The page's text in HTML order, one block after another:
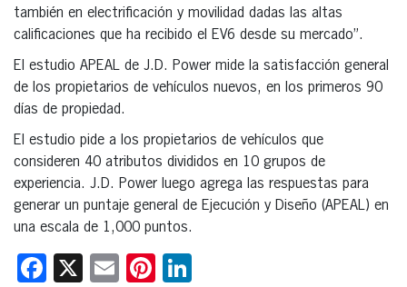
también en electrificación y movilidad dadas las altas
calificaciones que ha recibido el EV6 desde su mercado”.
El estudio APEAL de J.D. Power mide la satisfacción general
de los propietarios de vehículos nuevos, en los primeros 90
días de propiedad.
El estudio pide a los propietarios de vehículos que
consideren 40 atributos divididos en 10 grupos de
experiencia. J.D. Power luego agrega las respuestas para
generar un puntaje general de Ejecución y Diseño (APEAL) en
una escala de 1,000 puntos.
Facebook
X EmailPinterest